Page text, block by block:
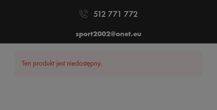
512 771 772
sport2002@onet.eu
Ten produkt jest niedostępny.